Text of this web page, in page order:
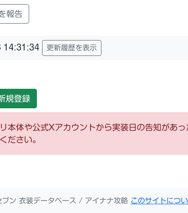
報告
14:31:34 更新履歴を表示
規登録
本体や公式Xアカウントから実装日の告知があ
ださい。
ブン 衣装データベース / アイナナ攻略 このサイトにつ